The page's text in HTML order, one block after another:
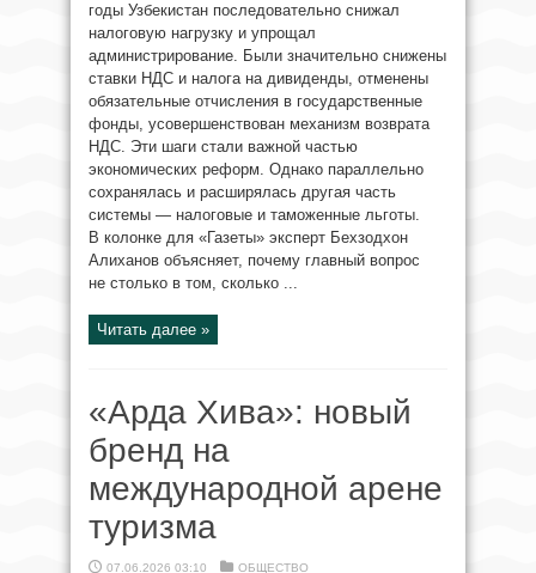
годы Узбекистан последовательно снижал
налоговую нагрузку и упрощал
администрирование. Были значительно снижены
ставки НДС и налога на дивиденды, отменены
обязательные отчисления в государственные
фонды, усовершенствован механизм возврата
НДС. Эти шаги стали важной частью
экономических реформ. Однако параллельно
сохранялась и расширялась другая часть
системы — налоговые и таможенные льготы.
В колонке для «Газеты» эксперт Бехзодхон
Алиханов объясняет, почему главный вопрос
не столько в том, сколько ...
Читать далее »
«Арда Хива»: новый
бренд на
международной арене
туризма
07.06.2026 03:10 ОБЩЕСТВО